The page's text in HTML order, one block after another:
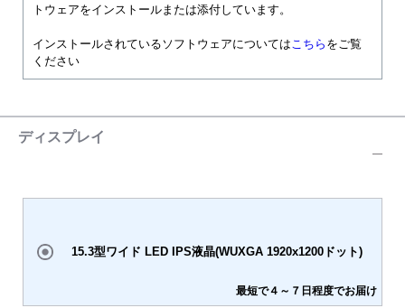
トウェアをインストールまたは添付しています。
インストールされているソフトウェアについては こちら をご覧
ください
ディスプレイ
最短で４～７日程度でお届け
15.3型ワイド LED IPS液晶(WUXGA 1920x1200ドット)